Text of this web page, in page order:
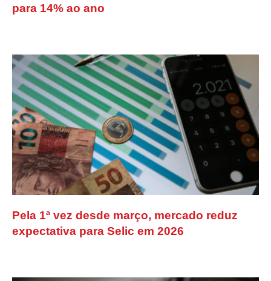
para 14% ao ano
Pela 1ª vez desde março, mercado reduz
expectativa para Selic em 2026